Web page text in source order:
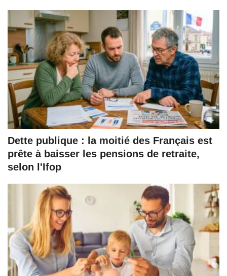
Dette publique : la moitié des Français est
prête à baisser les pensions de retraite,
selon l'Ifop